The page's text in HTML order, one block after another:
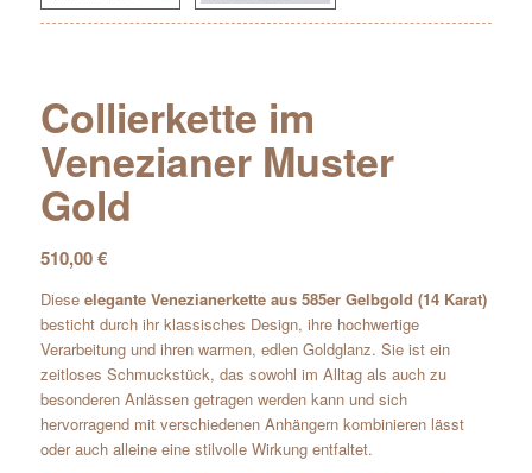
Collierkette im
Venezianer Muster
Gold
510,00€
Diese elegante Venezianerkette aus 585er Gelbgold (14 Karat)
besticht durch ihr klassisches Design, ihre hochwertige
Verarbeitung und ihren warmen, edlen Goldglanz. Sie ist ein
zeitloses Schmuckstück, das sowohl im Alltag als auch zu
besonderen Anlässen getragen werden kann und sich
hervorragend mit verschiedenen Anhängern kombinieren lässt
oder auch alleine eine stilvolle Wirkung entfaltet.